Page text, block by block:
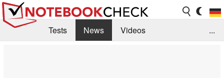
Tests News
Videos
...